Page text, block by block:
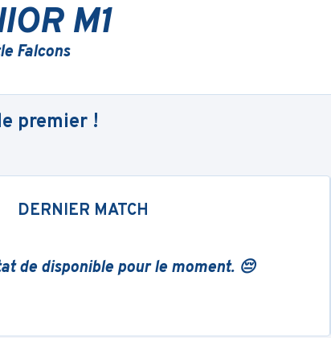
M1
Falcons
premier !
DERNIER MATCH
de disponible pour le moment. 😔